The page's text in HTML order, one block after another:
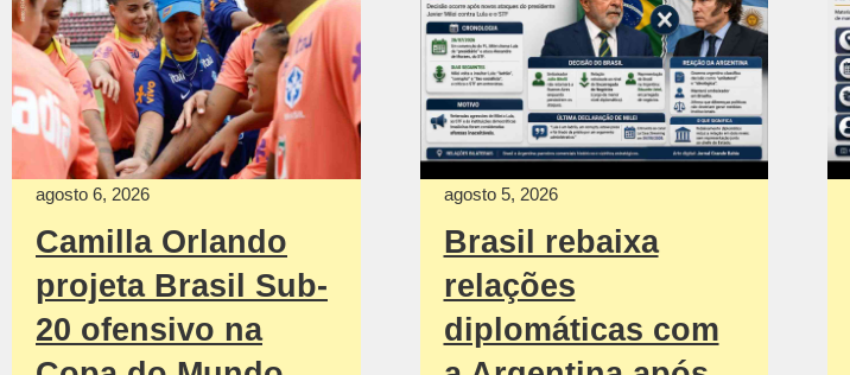
agosto 6, 2026
Camilla Orlando
projeta Brasil Sub-
20 ofensivo na
agosto 5, 2026
Brasil rebaixa
relações
diplomáticas com